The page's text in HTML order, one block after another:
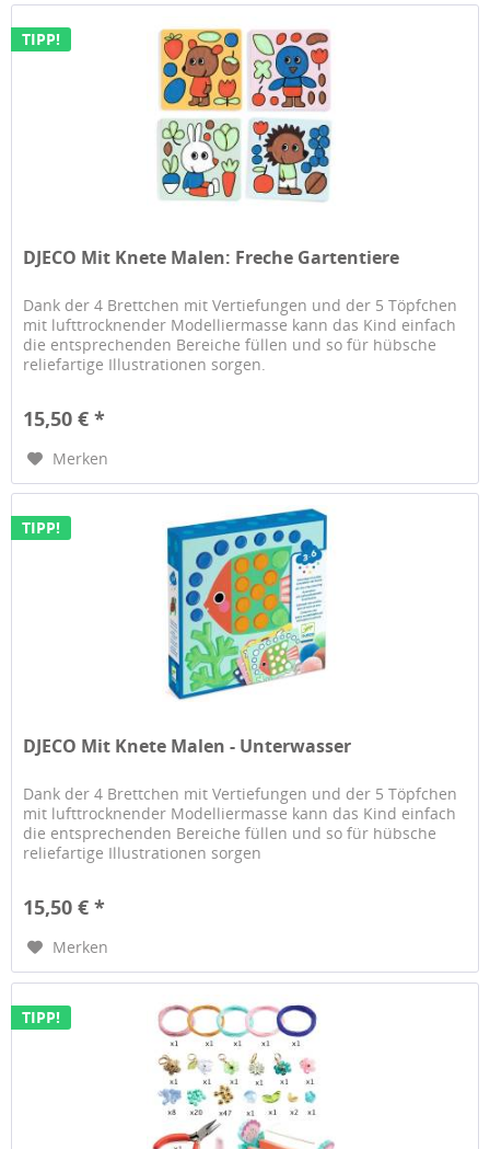
TIPP!
DJECO Mit Knete Malen: Freche Gartentiere
Dank der 4 Brettchen mit Vertiefungen und der 5 Töpfchen
mit lufttrocknender Modelliermasse kann das Kind einfach
die entsprechenden Bereiche füllen und so für hübsche
reliefartige Illustrationen sorgen.
15,50 € *
Merken
TIPP!
DJECO Mit Knete Malen - Unterwasser
Dank der 4 Brettchen mit Vertiefungen und der 5 Töpfchen
mit lufttrocknender Modelliermasse kann das Kind einfach
die entsprechenden Bereiche füllen und so für hübsche
reliefartige Illustrationen sorgen
15,50 € *
Merken
TIPP!